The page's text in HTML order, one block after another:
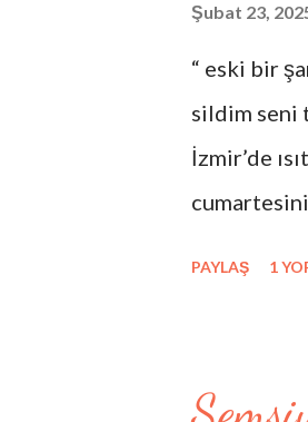
Şubat 23,
“ eski bir
sildim seni
İzmir’de
PAYLAŞ 1